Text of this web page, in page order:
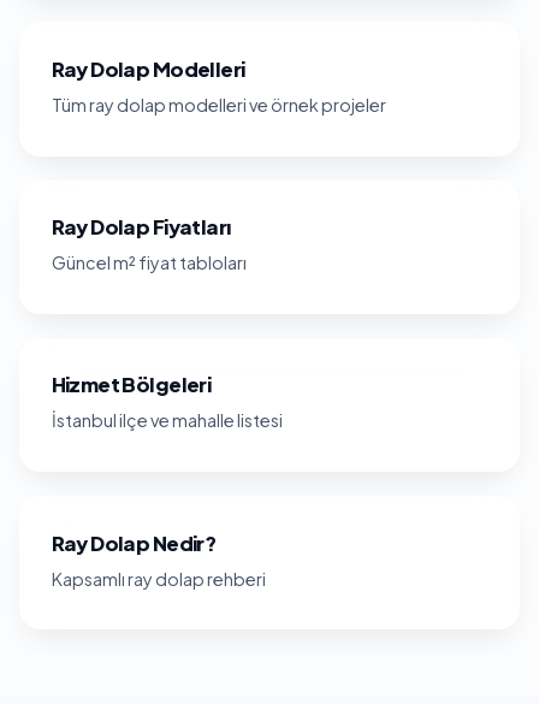
Ray Dolap Modelleri
Tüm ray dolap modelleri ve örnek projeler
Ray Dolap Fiyatları
Güncel m² fiyat tabloları
Hizmet Bölgeleri
İstanbul ilçe ve mahalle listesi
Ray Dolap Nedir?
Kapsamlı ray dolap rehberi